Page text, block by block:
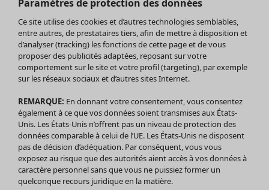
Soldes Vêtements
Tous les vêtements
Robes
Tuniques
Blouses
Tops
Gilets
Pantalon
Jupes
Paramètres de protection des données
Ce site utilise des cookies et d’autres technologies semblables,
entre autres, de prestataires tiers, afin de mettre à disposition et
d’analyser (tracking) les fonctions de cette page et de vous
proposer des publicités adaptées, reposant sur votre
comportement sur le site et votre profil (targeting), par exemple
sur les réseaux sociaux et d’autres sites Internet.
REMARQUE: En donnant votre consentement, vous consentez
également à ce que vos données soient transmises aux États-
Unis. Les États-Unis n’offrent pas un niveau de protection des
données comparable à celui de l’UE. Les États-Unis ne disposent
pas de décision d’adéquation. Par conséquent, vous vous
exposez au risque que des autorités aient accès à vos données à
caractère personnel sans que vous ne puissiez former un
quelconque recours juridique en la matière.